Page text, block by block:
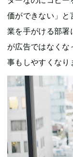
価ができない」と
業を手がける部署
が広告ではなく
事もしやすくなり